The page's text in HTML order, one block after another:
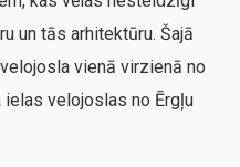
un tās arhitektūru. Šajā
vienā virzienā no
ielas velojoslas no Ērgļu